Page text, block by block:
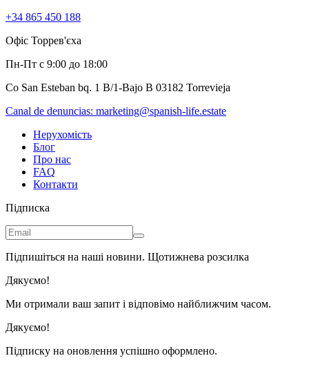
+34 865 450 188
Офіс Торрев'єха
Пн-Пт с 9:00 до 18:00
Co San Esteban bq. 1 B/1-Bajo B 03182 Torrevieja
Canal de denuncias: marketing@spanish-life.estate
Нерухомість
Блог
Про нас
FAQ
Контакти
Підписка
Підпишіться на наші новини. Щотижнева розсилка
Дякуємо!
Ми отримали ваш запит і відповімо найближчим часом.
Дякуємо!
Підписку на оновлення успішно оформлено.